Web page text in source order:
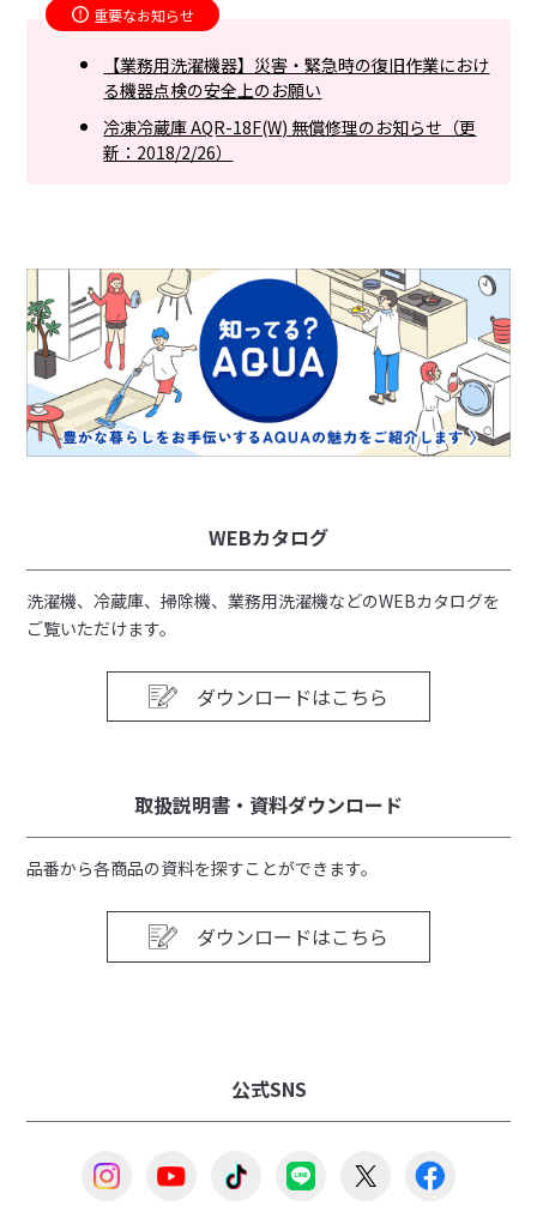
重要なお知らせ
【業務用洗濯機器】災害・緊急時の復旧作業におけ
る機器点検の安全上のお願い
冷凍冷蔵庫 AQR-18F(W) 無償修理のお知らせ（更
新：2018/2/26）
WEBカタログ
洗濯機、冷蔵庫、掃除機、業務用洗濯機などのWEBカタログを
ご覧いただけます。
ダウンロードはこちら
取扱説明書・資料ダウンロード
品番から各商品の資料を探すことができます。
ダウンロードはこちら
公式SNS